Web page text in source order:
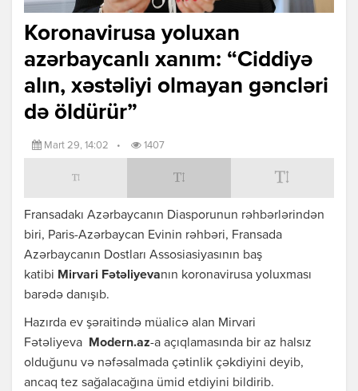
Koronavirusa yoluxan
azərbaycanlı xanım: “Ciddiyə
alın, xəstəliyi olmayan gəncləri
də öldürür”
Mart 29, 14:02 • 1407
Fransadakı Azərbaycanın Diasporunun rəhbərlərindən
biri, Paris-Azərbaycan Evinin rəhbəri, Fransada
Azərbaycanın Dostları Assosiasiyasının baş
katibi Mirvari Fətəliyevanın koronavirusa yoluxması
barədə danışıb.
Hazırda ev şəraitində müalicə alan Mirvari
Fətəliyeva
Modern.az-a açıqlamasında bir az halsız
olduğunu və nəfəsalmada çətinlik çəkdiyini deyib,
ancaq tez sağalacağına ümid etdiyini bildirib.